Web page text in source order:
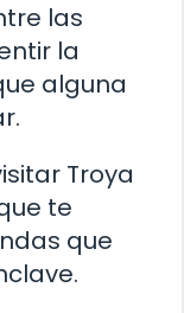
las
la
alguna
Troya
te
que